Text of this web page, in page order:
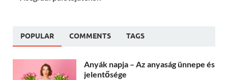
POPULAR COMMENTS TAGS
Anyák napja – Az anyaság ünnepe és
jelentősége